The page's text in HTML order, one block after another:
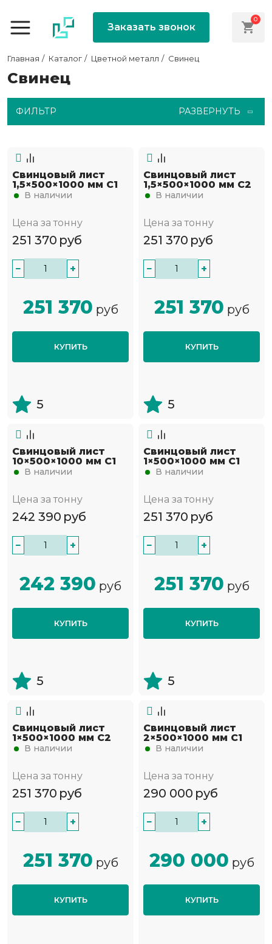
Заказать звонок
0
Главная Каталог Цветной металл Свинец
Свинец
ФИЛЬТР РАЗВЕРНУТЬ
Свинцовый лист
1,5×500×1000 мм С1
В наличии
Цена за тонну
251 370 руб
− +
251 370 руб
КУПИТЬ
5
Свинцовый лист
1,5×500×1000 мм С2
В наличии
Цена за тонну
251 370 руб
− +
251 370 руб
КУПИТЬ
5
Свинцовый лист
10×500×1000 мм С1
В наличии
Цена за тонну
242 390 руб
− +
242 390 руб
КУПИТЬ
5
Свинцовый лист
1×500×1000 мм С1
В наличии
Цена за тонну
251 370 руб
− +
251 370 руб
КУПИТЬ
5
Свинцовый лист
1×500×1000 мм С2
В наличии
Цена за тонну
251 370 руб
− +
251 370 руб
КУПИТЬ
Свинцовый лист
2×500×1000 мм С1
В наличии
Цена за тонну
290 000 руб
− +
290 000 руб
КУПИТЬ